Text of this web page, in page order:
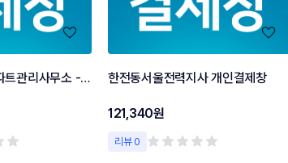
e편한세상수지아파트관리사무소 - 현수막 님 개인결제창 한전동서울전력지사 개인결제창
121,340원
리뷰 0